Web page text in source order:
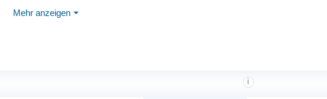
Lichen Green (Medium, 69-
Mehr anzeigen ⏷
i